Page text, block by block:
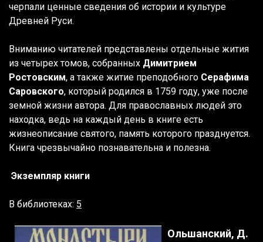
черпали ценные сведения об истории и культуре
Древней Руси.
Вниманию читателей представлены отдельные жития
из четырех томов, собранных Димитрием
Ростовским, а также житие преподобного Серафима
Саровского, который родился в 1759 году, уже после
земной жизни автора. Для православных людей это
находка, ведь на каждый день в книге есть
жизнеописание святого, память которого празднуется.
Книга чрезвычайно познавательна и полезна.
Экземпляр книги
В библиотеках: 5
Ольшанский, Д.